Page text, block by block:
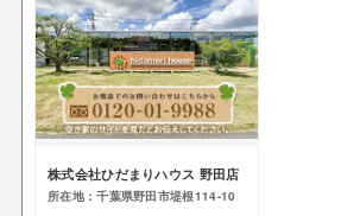
株式会社ひだまりハウス 野田店
所在地：千葉県野田市堤根114-10